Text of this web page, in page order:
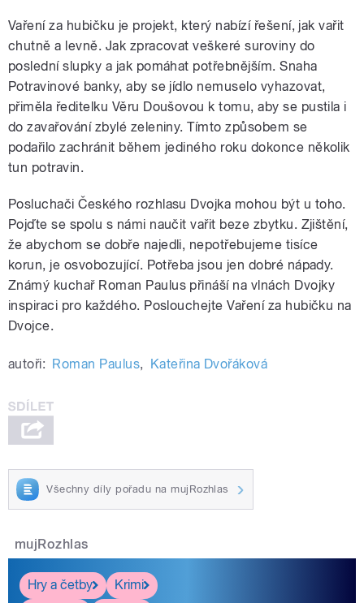
Vaření za hubičku je projekt, který nabízí řešení, jak vařit
chutně a levně. Jak zpracovat veškeré suroviny do
poslední slupky a jak pomáhat potřebnějším. Snaha
Potravinové banky, aby se jídlo nemuselo vyhazovat,
přiměla ředitelku Věru Doušovou k tomu, aby se pustila i
do zavařování zbylé zeleniny. Tímto způsobem se
podařilo zachránit během jediného roku dokonce několik
tun potravin.
Posluchači Českého rozhlasu Dvojka mohou být u toho.
Pojďte se spolu s námi naučit vařit beze zbytku. Zjištění,
že abychom se dobře najedli, nepotřebujeme tisíce
korun, je osvobozující. Potřeba jsou jen dobré nápady.
Známý kuchař Roman Paulus přináší na vlnách Dvojky
inspiraci pro každého. Poslouchejte Vaření za hubičku na
Dvojce.
autoři: Roman Paulus, Kateřina Dvořáková
Všechny díly pořadu na mujRozhlas
mujRozhlas
Hry a četby
Krimi